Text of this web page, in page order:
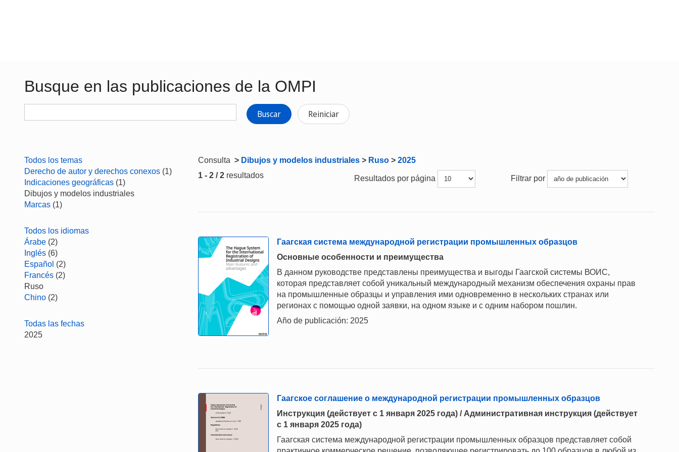
Busque en las publicaciones de la OMPI
Buscar Reiniciar
Todos los temas
Derecho de autor y derechos conexos (1)
Indicaciones geográficas (1)
Dibujos y modelos industriales
Marcas (1)
Todos los idiomas
Árabe (2)
Inglés (6)
Español (2)
Francés (2)
Ruso
Chino (2)
Todas las fechas
2025
Consulta > Dibujos y modelos industriales > Ruso > 2025
1 - 2 / 2 resultados Resultados por página Filtrar por
Гаагская система международной регистрации промышленных образцов
Основные особенности и преимущества
В данном руководстве представлены преимущества и выгоды Гаагской системы ВОИС,
которая представляет собой уникальный международный механизм обеспечения охраны прав
на промышленные образцы и управления ими одновременно в нескольких странах или
регионах с помощью одной заявки, на одном языке и с одним набором пошлин.
Año de publicación: 2025
Гаагское соглашение о международной регистрации промышленных образцов
Инструкция (действует с 1 января 2025 года) / Административная инструкция (действует
с 1 января 2025 года)
Гаагская система международной регистрации промышленных образцов представляет собой